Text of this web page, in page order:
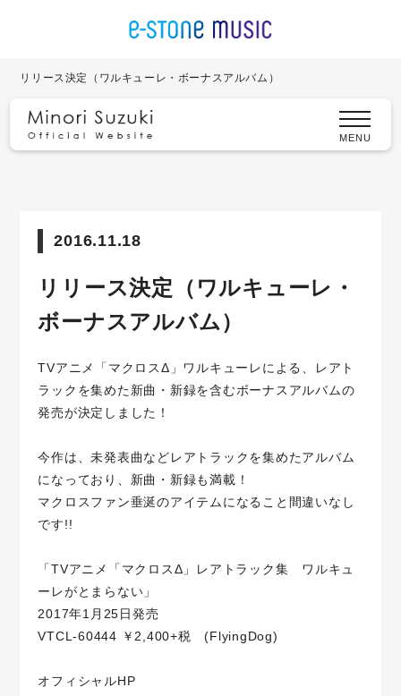
MENU
リリース決定（ワルキューレ・ボーナスアルバム）
2016.11.18
リリース決定（ワルキューレ・
ボーナスアルバム）
TVアニメ「マクロスΔ」 ワルキューレによる、レアト
ラックを集めた新曲・新録を含むボーナスアルバムの
発売が決定しました！
今作は、未発表曲などレアトラックを集めたアルバム
になっており、新曲・新録も満載！
マクロスファン垂涎のアイテムになること間違いなし
です!!
「TVアニメ「マクロスΔ」レアトラック集 ワルキュ
ーレがとまらない」
2017年1月25日発売
VTCL-60444 ￥2,400+税 (FlyingDog)
オフィシャルHP